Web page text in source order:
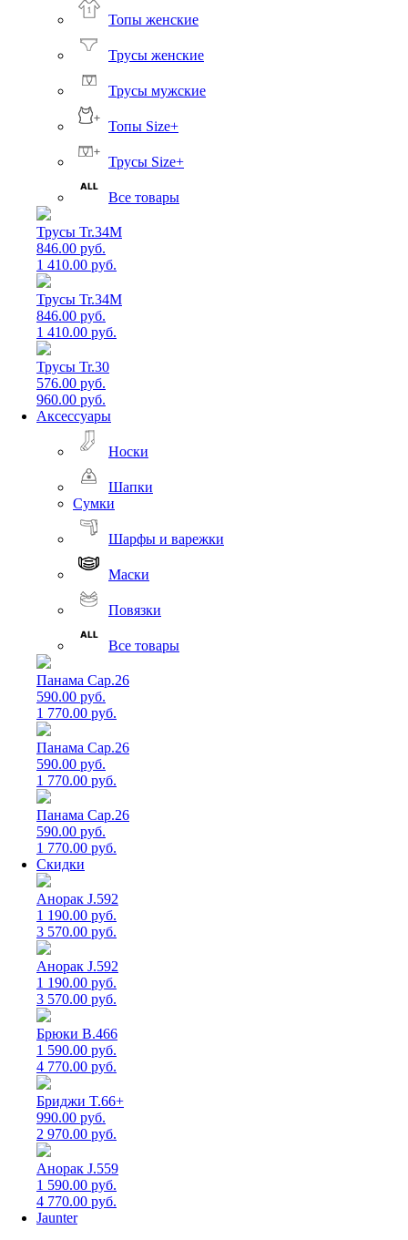
Топы женские
Трусы женские
Трусы мужские
Топы Size+
Трусы Size+
Все товары
Трусы Tr.34M
846.00 руб.
1 410.00 руб.
Трусы Tr.34M
846.00 руб.
1 410.00 руб.
Трусы Tr.30
576.00 руб.
960.00 руб.
Аксессуары
Носки
Шапки
Сумки
Шарфы и варежки
Маски
Повязки
Все товары
Панама Cap.26
590.00 руб.
1 770.00 руб.
Панама Cap.26
590.00 руб.
1 770.00 руб.
Панама Cap.26
590.00 руб.
1 770.00 руб.
Скидки
Анорак J.592
1 190.00 руб.
3 570.00 руб.
Анорак J.592
1 190.00 руб.
3 570.00 руб.
Брюки B.466
1 590.00 руб.
4 770.00 руб.
Бриджи T.66+
990.00 руб.
2 970.00 руб.
Анорак J.559
1 590.00 руб.
4 770.00 руб.
Jaunter